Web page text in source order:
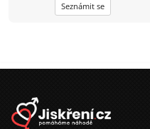
Seznámit se